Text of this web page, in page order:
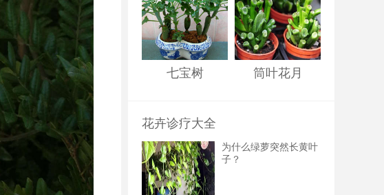
七宝树 筒叶花月
花卉诊疗大全
为什么绿萝突然长黄叶
子？